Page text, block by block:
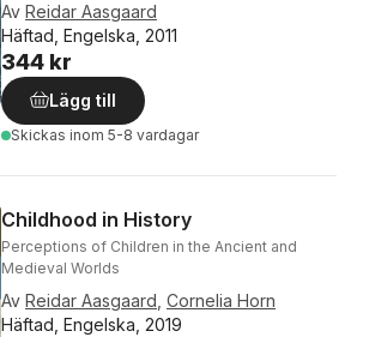
Av Reidar Aasgaard
Häftad, Engelska, 2011
344 kr
Lägg till
Skickas inom 5-8 vardagar
Childhood in History
Perceptions of Children in the Ancient and
Medieval Worlds
Av Reidar Aasgaard Cornelia Horn
Häftad, Engelska, 2019